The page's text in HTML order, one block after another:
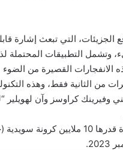
التي تبعث إشارة
وتشمل التطبيقات المحتملة
الانفجارات القصيرة من
من الثانية فقط، وهذه
2023 مُنحت لبيير أغوستيني وفيرينك